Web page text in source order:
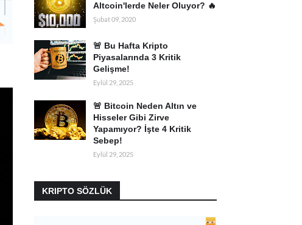
Altcoin'lerde Neler Oluyor? 🔥
Şubat 09, 2020
🚨 Bu Hafta Kripto
Piyasalarında 3 Kritik
Gelişme!
Eylül 29, 2025
🚨 Bitcoin Neden Altın ve
Hisseler Gibi Zirve
Yapamıyor? İşte 4 Kritik
Sebep!
Eylül 29, 2025
KRIPTO SÖZLÜK